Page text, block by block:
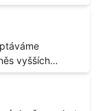
vyšších
- účelem je
870 kg / m3